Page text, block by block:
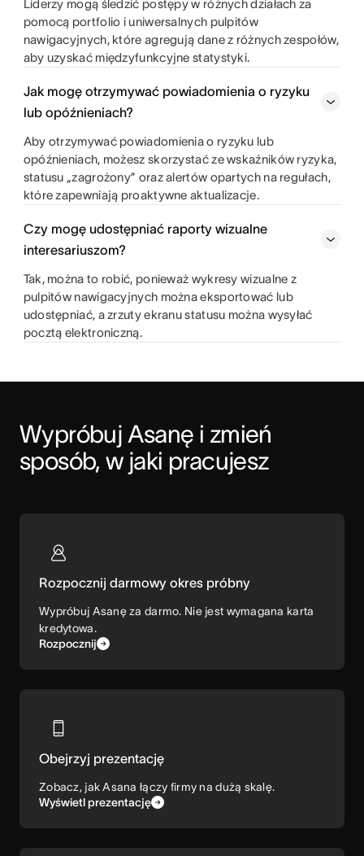
Liderzy mogą śledzić postępy w różnych działach za
pomocą portfolio i uniwersalnych pulpitów
nawigacyjnych, które agregują dane z różnych zespołów,
aby uzyskać międzyfunkcyjne statystyki.
Jak mogę otrzymywać powiadomienia o ryzyku
lub opóźnieniach?
Aby otrzymywać powiadomienia o ryzyku lub
opóźnieniach, możesz skorzystać ze wskaźników ryzyka,
statusu „zagrożony” oraz alertów opartych na regułach,
które zapewniają proaktywne aktualizacje.
Czy mogę udostępniać raporty wizualne
interesariuszom?
Tak, można to robić, ponieważ wykresy wizualne z
pulpitów nawigacyjnych można eksportować lub
udostępniać, a zrzuty ekranu statusu można wysyłać
pocztą elektroniczną.
Wypróbuj Asanę i zmień
sposób, w jaki pracujesz
Rozpocznij darmowy okres próbny
Wypróbuj Asanę za darmo. Nie jest wymagana karta
kredytowa.
Rozpocznij
Obejrzyj prezentację
Zobacz, jak Asana łączy firmy na dużą skalę.
Wyświetl prezentację